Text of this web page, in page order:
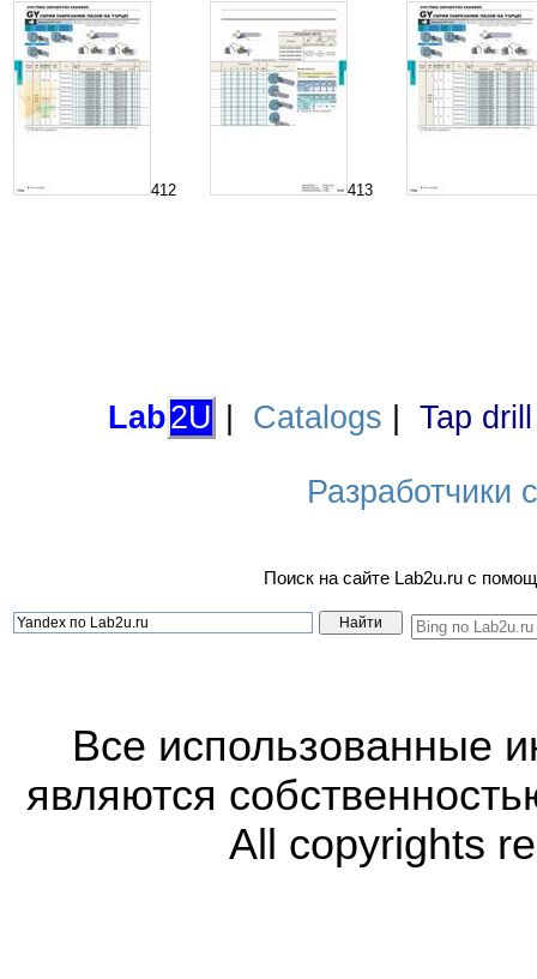
412 413
Lab2U Catalogs Tap
Разработчики
Поиск на сайте Lab2u.ru с
Все использованные
являются
All copyrights